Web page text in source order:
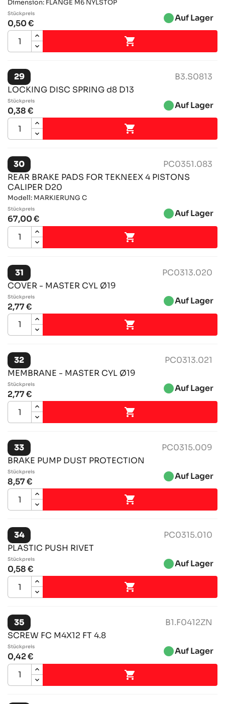
Dimension: FLANGE M6 NYLSTOP
Stückpreis
0,50 € brightness_1Auf Lager

29
B3.S0813
LOCKING DISC SPRING d8 D13
Stückpreis
0,38 € brightness_1Auf Lager

30
PC0351.083
REAR BRAKE PADS FOR TEKNEEX 4 PISTONS
CALIPER D20
Modell: MARKIERUNG C
Stückpreis
67,00 € brightness_1Auf Lager

31
PC0313.020
COVER - MASTER CYL Ø19
Stückpreis
2,77 € brightness_1Auf Lager

32
PC0313.021
MEMBRANE - MASTER CYL Ø19
Stückpreis
2,77 € brightness_1Auf Lager

33
PC0315.009
BRAKE PUMP DUST PROTECTION
Stückpreis
8,57 € brightness_1Auf Lager

34
PC0315.010
PLASTIC PUSH RIVET
Stückpreis
0,58 € brightness_1Auf Lager

35
B1.F0412ZN
SCREW FC M4X12 FT 4.8
Stückpreis
0,42 € brightness_1Auf Lager
